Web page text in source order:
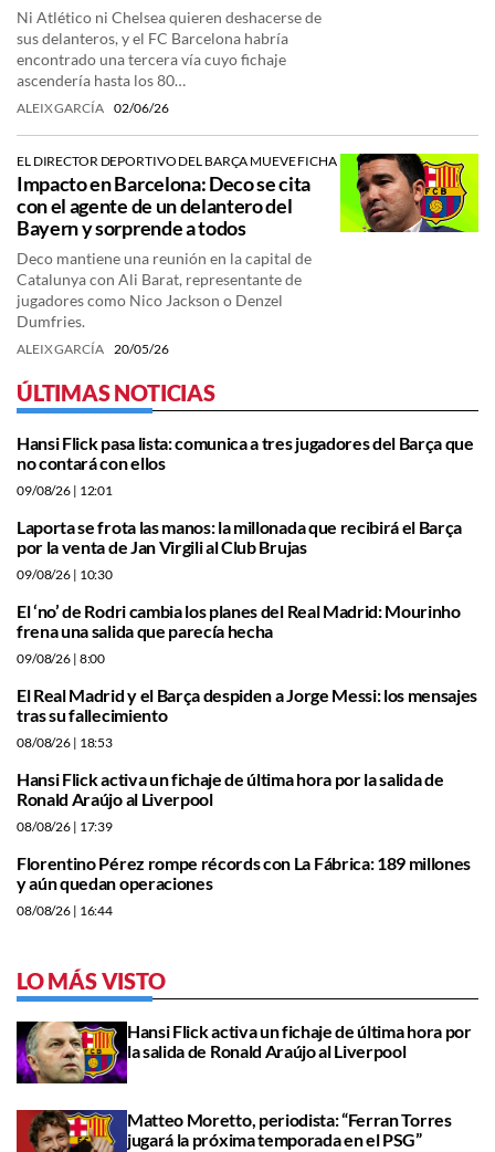
Ni Atlético ni Chelsea quieren deshacerse de
sus delanteros, y el FC Barcelona habría
encontrado una tercera vía cuyo fichaje
ascendería hasta los 80…
ALEIX GARCÍA 02/06/26
EL DIRECTOR DEPORTIVO DEL BARÇA MUEVE FICHA
Impacto en Barcelona: Deco se cita
con el agente de un delantero del
Bayern y sorprende a todos
Deco mantiene una reunión en la capital de
Catalunya con Ali Barat, representante de
jugadores como Nico Jackson o Denzel
Dumfries.
ALEIX GARCÍA 20/05/26
ÚLTIMAS NOTICIAS
Hansi Flick pasa lista: comunica a tres jugadores del Barça que
no contará con ellos
09/08/26 | 12:01
Laporta se frota las manos: la millonada que recibirá el Barça
por la venta de Jan Virgili al Club Brujas
09/08/26 | 10:30
El ‘no’ de Rodri cambia los planes del Real Madrid: Mourinho
frena una salida que parecía hecha
09/08/26 | 8:00
El Real Madrid y el Barça despiden a Jorge Messi: los mensajes
tras su fallecimiento
08/08/26 | 18:53
Hansi Flick activa un fichaje de última hora por la salida de
Ronald Araújo al Liverpool
08/08/26 | 17:39
Florentino Pérez rompe récords con La Fábrica: 189 millones
y aún quedan operaciones
08/08/26 | 16:44
LO MÁS VISTO
Hansi Flick activa un fichaje de última hora por
la salida de Ronald Araújo al Liverpool
Matteo Moretto, periodista: “Ferran Torres
jugará la próxima temporada en el PSG”